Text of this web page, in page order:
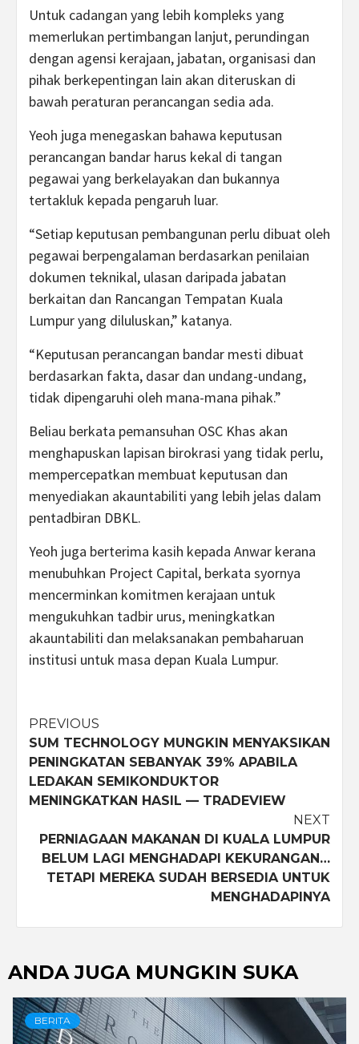
Untuk cadangan yang lebih kompleks yang
memerlukan pertimbangan lanjut, perundingan
dengan agensi kerajaan, jabatan, organisasi dan
pihak berkepentingan lain akan diteruskan di
bawah peraturan perancangan sedia ada.
Yeoh juga menegaskan bahawa keputusan
perancangan bandar harus kekal di tangan
pegawai yang berkelayakan dan bukannya
tertakluk kepada pengaruh luar.
“Setiap keputusan pembangunan perlu dibuat oleh
pegawai berpengalaman berdasarkan penilaian
dokumen teknikal, ulasan daripada jabatan
berkaitan dan Rancangan Tempatan Kuala
Lumpur yang diluluskan,” katanya.
“Keputusan perancangan bandar mesti dibuat
berdasarkan fakta, dasar dan undang-undang,
tidak dipengaruhi oleh mana-mana pihak.”
Beliau berkata pemansuhan OSC Khas akan
menghapuskan lapisan birokrasi yang tidak perlu,
mempercepatkan membuat keputusan dan
menyediakan akauntabiliti yang lebih jelas dalam
pentadbiran DBKL.
Yeoh juga berterima kasih kepada Anwar kerana
menubuhkan Project Capital, berkata syornya
mencerminkan komitmen kerajaan untuk
mengukuhkan tadbir urus, meningkatkan
akauntabiliti dan melaksanakan pembaharuan
institusi untuk masa depan Kuala Lumpur.
Post
navigation
PREVIOUS
SUM TECHNOLOGY MUNGKIN MENYAKSIKAN
PENINGKATAN SEBANYAK 39% APABILA
LEDAKAN SEMIKONDUKTOR
MENINGKATKAN HASIL — TRADEVIEW
NEXT
PERNIAGAAN MAKANAN DI KUALA LUMPUR
BELUM LAGI MENGHADAPI KEKURANGAN…
TETAPI MEREKA SUDAH BERSEDIA UNTUK
MENGHADAPINYA
ANDA JUGA MUNGKIN SUKA
BERITA